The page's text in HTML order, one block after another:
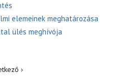
elemeinek meghatározása
ülés meghívója
›